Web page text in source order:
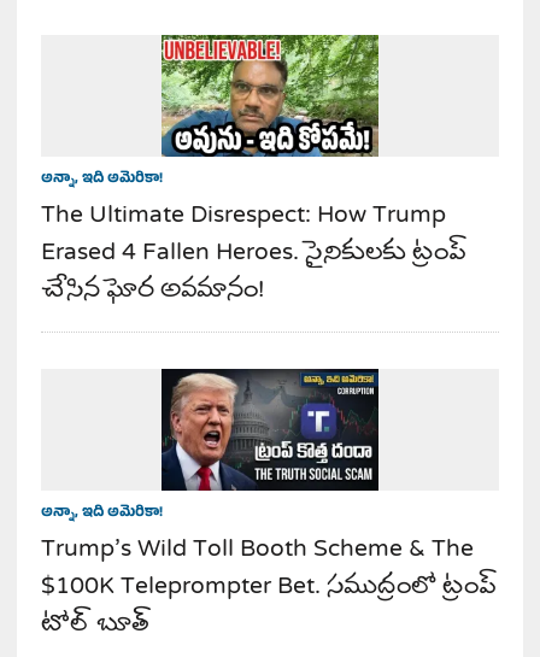
అన్నా, ఇది అమెరికా!
The Ultimate Disrespect: How Trump
Erased 4 Fallen Heroes. సైనికులకు ట్రంప్
చేసిన ఘోర అవమానం!
అన్నా, ఇది అమెరికా!
Trump’s Wild Toll Booth Scheme & The
$100K Teleprompter Bet. సముద్రంలో ట్రంప్
టోల్ బూత్